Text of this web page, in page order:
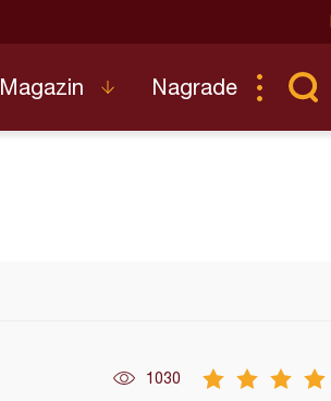
Magazin Nagrade
1030